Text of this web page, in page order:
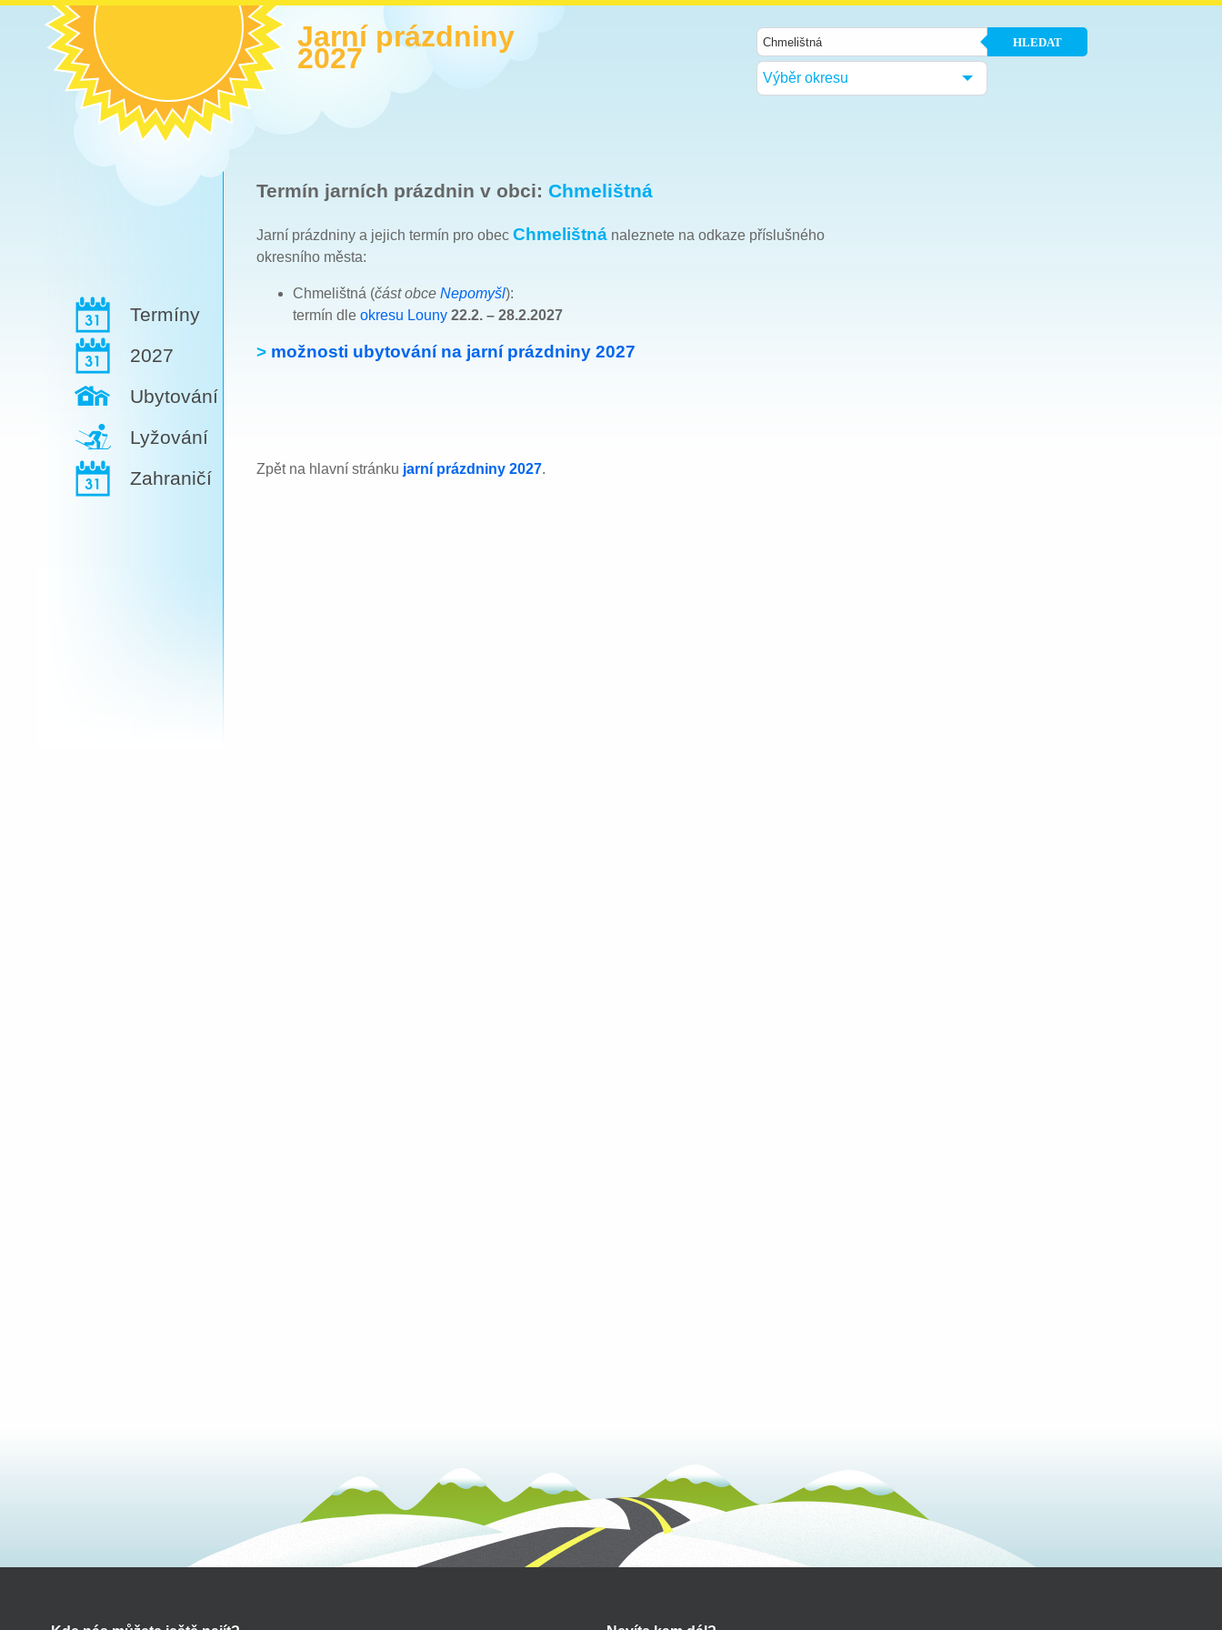
Jarní prázdniny
2027 HLEDAT
Výběr okresu
Termíny
2027
Ubytování
Lyžování
Zahraničí
Termín jarních prázdnin v obci: Chmelištná
Jarní prázdniny a jejich termín pro obec Chmelištná naleznete na odkaze příslušného
okresního města:
Chmelištná (část obce Nepomyšl):
termín dle okresu Louny 22.2. – 28.2.2027
> možnosti ubytování na jarní prázdniny 2027
Zpět na hlavní stránku jarní prázdniny 2027.